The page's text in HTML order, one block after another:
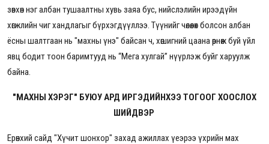
зөвхөн нэг албан тушаалтны хувь заяа бус, нийслэлийн ирээдүйн
хөгжлийн чиг хандлагыг бүрхэгдүүллээ. Түүнийг чөлөөлөх болсон албан
ёсны шалтгаан нь "махны үнэ" байсан ч, хөшигний цаана өрнөж буй үйл
явц бодит тоон баримтууд нь “Мега хулгай” нүүрлэж буйг харуулж
байна.
"МАХНЫ ХЭРЭГ" БУЮУ АРД ИРГЭДИЙНХЭЭ ТОГООГ ХООСЛОХ
ШИЙДВЭР
Ерөнхий сайд "Хүчит шонхор" захад ажиллах үеэрээ үхрийн мах